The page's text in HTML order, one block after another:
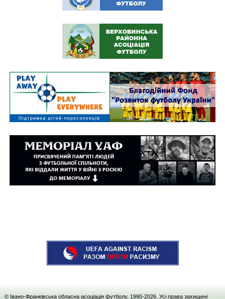
© Івано-Франківська обласна асоціація футболу, 1990-2026. Усі права захищені